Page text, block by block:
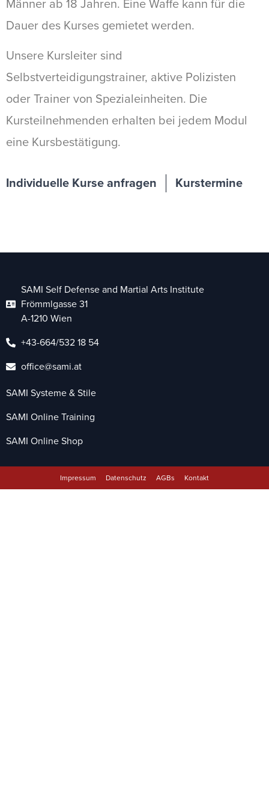
Männer ab 18 Jahren. Eine Waffe kann für die
Dauer des Kurses gemietet werden.
Unsere Kursleiter sind
Selbstverteidigungstrainer, aktive Polizisten
oder Trainer von Spezialeinheiten. Die
Kursteilnehmenden erhalten bei jedem Modul
eine Kursbestätigung.
Individuelle Kurse anfragen Kurstermine
SAMI Self Defense and Martial Arts Institute
Frömmlgasse 31
A-1210 Wien
+43-664/532 18 54
office@sami.at
SAMI Systeme & Stile
SAMI Online Training
SAMI Online Shop
Impressum Datenschutz AGBs Kontakt